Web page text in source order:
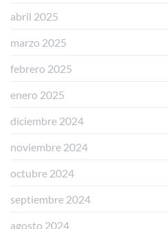
abril 2025
marzo 2025
febrero 2025
enero 2025
diciembre 2024
noviembre 2024
octubre 2024
septiembre 2024
agosto 2024